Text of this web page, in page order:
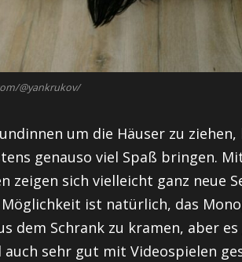
@yankrukov/
um die Häuser zu ziehen,
genauso viel Spaß bringen.
zeigen sich vielleicht ganz neue
ist natürlich, das
dem Schrank zu kramen, aber
sehr gut mit Videospielen